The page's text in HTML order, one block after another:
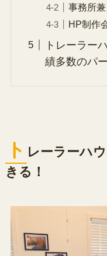
事務所
HP制作
トレーラー
績多数のパ
ト レーラーハ
きる！